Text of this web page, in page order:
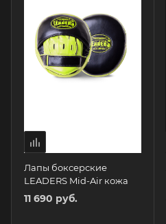
Лапы боксерские
LEADERS Mid-Air кожа
11 690 руб.